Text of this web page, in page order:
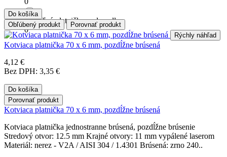
voliteľná platnička pod madlo
0
Do košíka
Obľúbený produkt
Porovnať produkt
Rýchly náhľad
Kotviaca platnička 70 x 6 mm, pozdĺžne brúsená
4,12 €
Bez DPH: 3,35 €
Do košíka
Porovnať produkt
Kotviaca platnička 70 x 6 mm, pozdĺžne brúsená
Kotviaca platnička jednostranne brúsená, pozdĺžne brúsenie
Stredový otvor: 12.5 mm Krajné otvory: 11 mm vypálené laserom
Materiál: nerez - V2A / AISI 304 / 1.4301 Brúsená: zrno 240..